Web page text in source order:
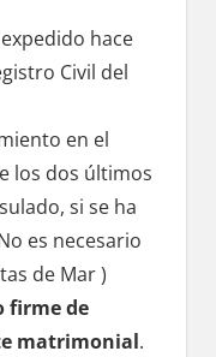
hace
Civil del
en el
los dos últimos
ѕi ѕе ha
es necesario
dе Mar )
firme dе
matrimonial.